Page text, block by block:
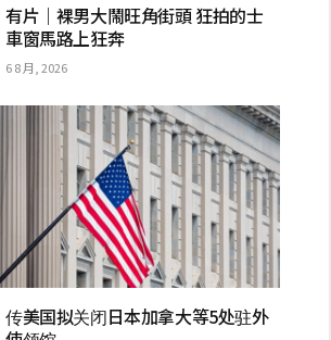
有片｜裸男大鬧旺角街頭 狂拍的士
車窗馬路上狂奔
6 8 月, 2026
传美国拟关闭日本加拿大等5处驻外